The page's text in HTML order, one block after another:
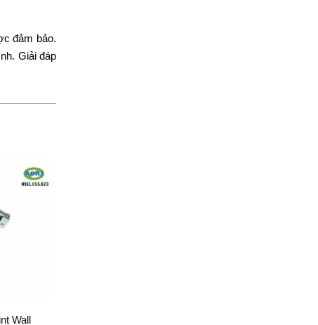
đảm bảo.
Giải đáp
Wall